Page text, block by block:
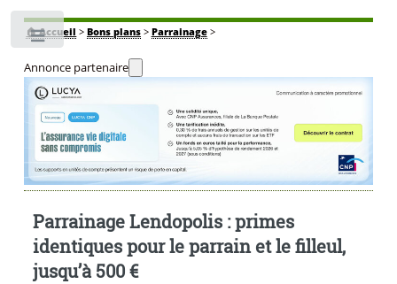
🏠Accueil > Bons plans> Parrainage>
Annonce partenaire
Parrainage Lendopolis : primes
identiques pour le parrain et le filleul,
jusqu’à 500 €
Toggle